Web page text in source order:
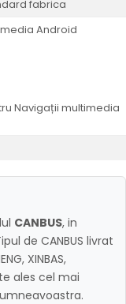
fabrica
Android
Navigații multimedia
CANBUS, in
de CANBUS livrat
XINBAS,
ales cel mai